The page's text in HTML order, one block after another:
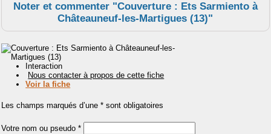
Noter et commenter "Couverture : Ets Sarmiento à
Châteauneuf-les-Martigues (13)"
Interaction
Nous contacter à propos de cette fiche
Voir la fiche
Les champs marqués d’une * sont obligatoires
Votre nom ou pseudo *